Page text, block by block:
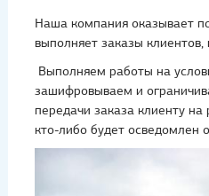
Наша компания оказывает
выполняет заказы
Выполняем работы на
зашифровываем и
передачи заказа клиенту
кто-либо будет осведомлен